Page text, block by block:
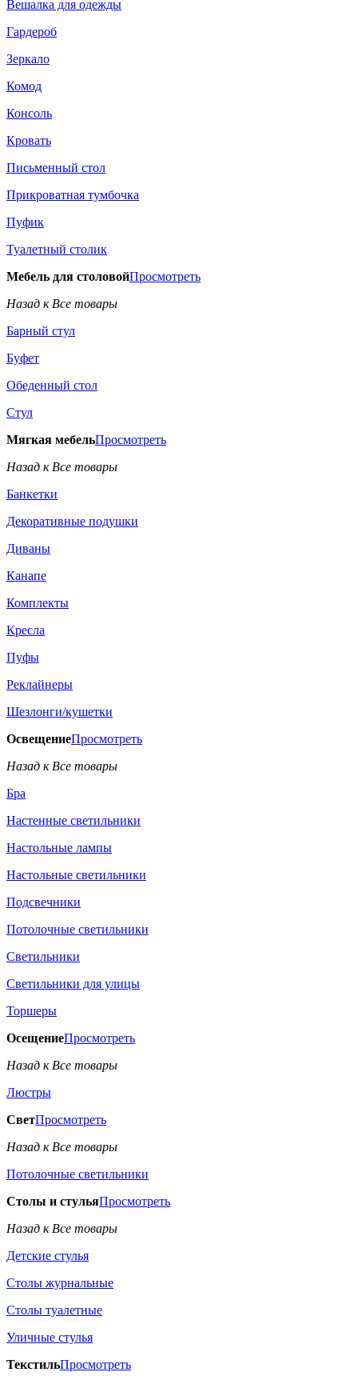
Вешалка для одежды
Гардероб
Зеркало
Комод
Консоль
Кровать
Письменный стол
Прикроватная тумбочка
Пуфик
Туалетный столик
Мебель для столовойПросмотреть
Назад к Все товары
Барный стул
Буфет
Обеденный стол
Стул
Мягкая мебельПросмотреть
Назад к Все товары
Банкетки
Декоративные подушки
Диваны
Канапе
Комплекты
Кресла
Пуфы
Реклайнеры
Шезлонги/кушетки
ОсвещениеПросмотреть
Назад к Все товары
Бра
Настенные светильники
Настольные лампы
Настольные светильники
Подсвечники
Потолочные светильники
Светильники
Светильники для улицы
Торшеры
ОсещениеПросмотреть
Назад к Все товары
Люстры
СветПросмотреть
Назад к Все товары
Потолочные светильники
Столы и стульяПросмотреть
Назад к Все товары
Детские стулья
Столы журнальные
Столы туалетные
Уличные стулья
ТекстильПросмотреть